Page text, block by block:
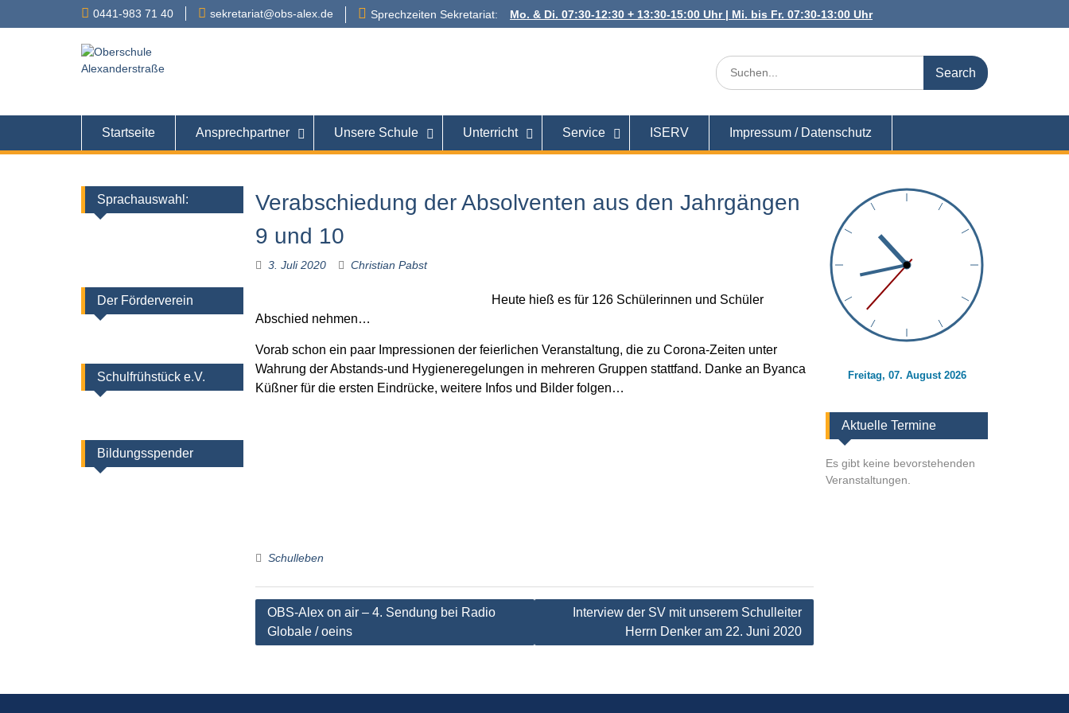
0441-983 71 40 sekretariat@obs-alex.de Sprechzeiten Sekretariat: Mo. & Di. 07:30-12:30 + 13:30-15:00 Uhr | Mi. bis Fr. 07:30-13:00 Uhr
Search
for:
Startseite Ansprechpartner Unsere Schule Unterricht Service ISERV Impressum / Datenschutz
Verabschiedung der Absolventen aus den Jahrgängen
9 und 10
3. Juli 2020 Christian Pabst
Heute hieß es für 126 Schülerinnen und Schüler
Abschied nehmen…
Vorab schon ein paar Impressionen der feierlichen Veranstaltung, die zu Corona-Zeiten unter
Wahrung der Abstands-und Hygieneregelungen in mehreren Gruppen stattfand. Danke an Byanca
Küßner für die ersten Eindrücke, weitere Infos und Bilder folgen…
Schulleben
Beitragsnavigation
OBS-Alex on air – 4. Sendung bei Radio
Globale / oeins
Interview der SV mit unserem Schulleiter
Herrn Denker am 22. Juni 2020
Freitag, 07. August 2026
Aktuelle Termine
Es gibt keine bevorstehenden
Veranstaltungen.
Sprachauswahl:
Der Förderverein
Schulfrühstück e.V.
Bildungsspender